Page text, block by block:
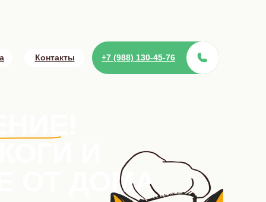
ОТ ДОМА
+7 (988) 130-45-76
Контакты